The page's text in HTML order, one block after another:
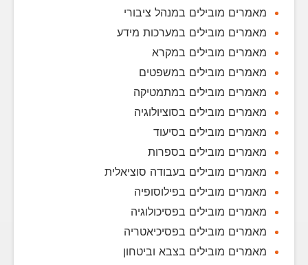
מאמרים מובילים במנהל ציבורי
מאמרים מובילים במערכות מידע
מאמרים מובילים במקרא
מאמרים מובילים במשפטים
מאמרים מובילים במתמטיקה
מאמרים מובילים בסוציולוגיה
מאמרים מובילים בסיעוד
מאמרים מובילים בספרות
מאמרים מובילים בעבודה סוציאלית
מאמרים מובילים בפילוסופיה
מאמרים מובילים בפסיכולוגיה
מאמרים מובילים בפסיכיאטריה
מאמרים מובילים בצבא וביטחון